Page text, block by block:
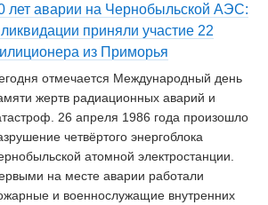
лет аварии на Чернобыльской АЭС:
приняли участие 22
из Приморья
отмечается Международный день
жертв радиационных аварий и
26 апреля 1986 года произошло
четвёртого энергоблока
атомной электростанции.
на месте аварии работали
и военнослужащие внутренних